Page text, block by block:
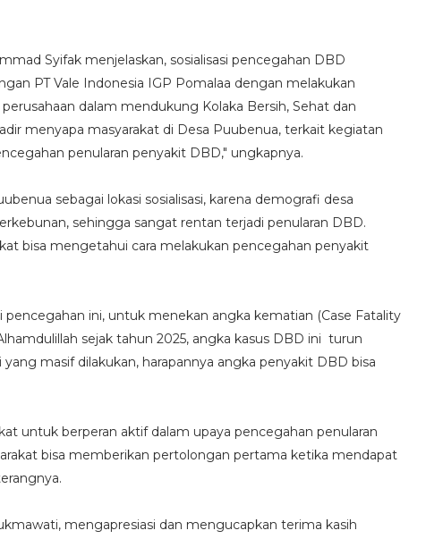
Syifak menjelaskan, sosialisasi pencegahan DBD
PT Vale Indonesia IGP Pomalaa dengan melakukan
dalam mendukung Kolaka Bersih, Sehat dan
menyapa masyarakat di Desa Puubenua, terkait kegiatan
penularan penyakit DBD," ungkapnya.
sebagai lokasi sosialisasi, karena demografi desa
sehingga sangat rentan terjadi penularan DBD.
bisa mengetahui cara melakukan pencegahan penyakit
pencegahan ini, untuk menekan angka kematian (Case Fatality
sejak tahun 2025, angka kasus DBD ini turun
masif dilakukan, harapannya angka penyakit DBD bisa
untuk berperan aktif dalam upaya pencegahan penularan
bisa memberikan pertolongan pertama ketika mendapat
mengapresiasi dan mengucapkan terima kasih